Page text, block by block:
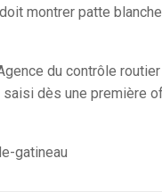
montrer patte
du contrôle
dès une première
gatineau